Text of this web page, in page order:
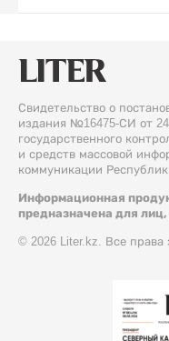
Свидетельство о
издания №16475-СИ от
государственного
и средств массовой
коммуникации
Информационная
предназначена для
© 2026 Liter.kz. Все